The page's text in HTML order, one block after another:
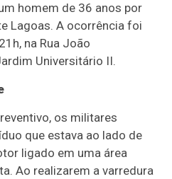
homem de 36 anos por
Lagoas. A ocorrência foi
na Rua João
Universitário II.
os militares
que estava ao lado de
ligado em uma área
Ao realizarem a varredura